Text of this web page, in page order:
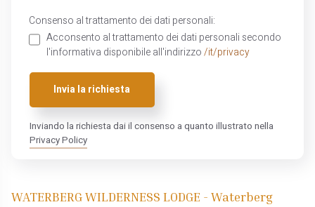
Consenso al trattamento dei dati personali:
Acconsento al trattamento dei dati personali secondo
l'informativa disponibile all'indirizzo /it/privacy
Invia la richiesta
Inviando la richiesta dai il consenso a quanto illustrato nella
Privacy Policy
WATERBERG WILDERNESS LODGE - Waterberg